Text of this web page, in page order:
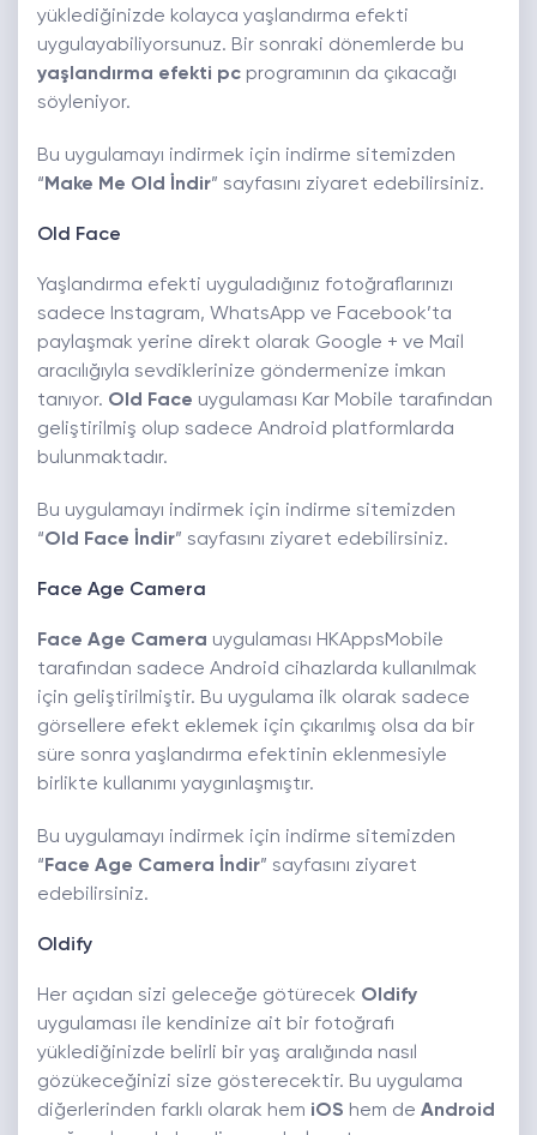
yüklediğinizde kolayca yaşlandırma efekti
uygulayabiliyorsunuz. Bir sonraki dönemlerde bu
yaşlandırma efekti pc programının da çıkacağı
söyleniyor.
Bu uygulamayı indirmek için indirme sitemizden
“Make Me Old İndir” sayfasını ziyaret edebilirsiniz.
Old Face
Yaşlandırma efekti uyguladığınız fotoğraflarınızı
sadece Instagram, WhatsApp ve Facebook’ta
paylaşmak yerine direkt olarak Google + ve Mail
aracılığıyla sevdiklerinize göndermenize imkan
tanıyor. Old Face uygulaması Kar Mobile tarafından
geliştirilmiş olup sadece Android platformlarda
bulunmaktadır.
Bu uygulamayı indirmek için indirme sitemizden
“Old Face İndir” sayfasını ziyaret edebilirsiniz.
Face Age Camera
Face Age Camera uygulaması HKAppsMobile
tarafından sadece Android cihazlarda kullanılmak
için geliştirilmiştir. Bu uygulama ilk olarak sadece
görsellere efekt eklemek için çıkarılmış olsa da bir
süre sonra yaşlandırma efektinin eklenmesiyle
birlikte kullanımı yaygınlaşmıştır.
Bu uygulamayı indirmek için indirme sitemizden
“Face Age Camera İndir” sayfasını ziyaret
edebilirsiniz.
Oldify
Her açıdan sizi geleceğe götürecek Oldify
uygulaması ile kendinize ait bir fotoğrafı
yüklediğinizde belirli bir yaş aralığında nasıl
gözükeceğinizi size gösterecektir. Bu uygulama
diğerlerinden farklı olarak hem iOS hem de Android